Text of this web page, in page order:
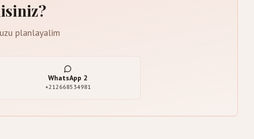
planlayalim
WhatsApp 2
+212668534981